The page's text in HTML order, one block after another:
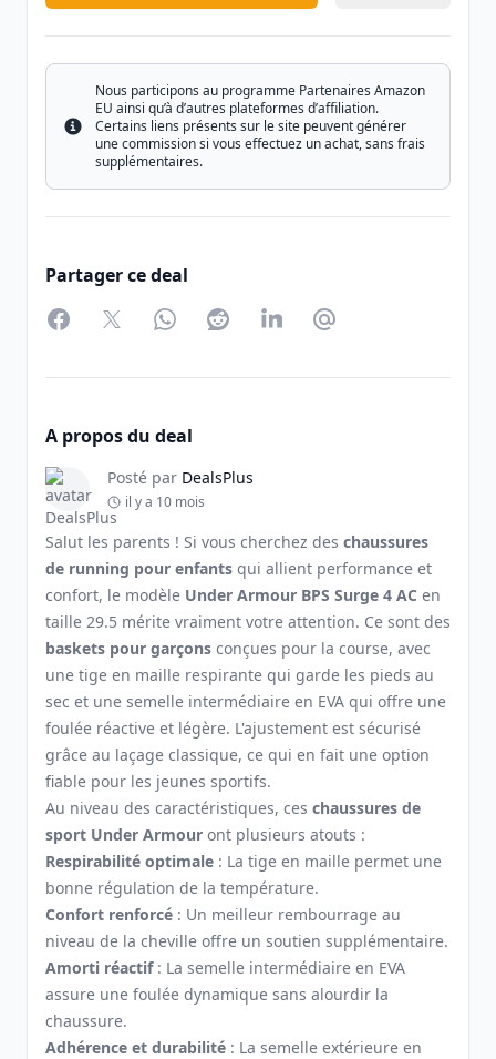
Info
Nous participons au programme Partenaires Amazon
EU ainsi qu’à d’autres plateformes d’affiliation.
Certains liens présents sur le site peuvent générer
une commission si vous effectuez un achat, sans frais
supplémentaires.
Partager ce deal
FacebookTwitterWhatsAppRedditLinkedInPartager par Email
A propos du deal
Posté par DealsPlus
il y a 10 mois
Salut les parents ! Si vous cherchez des chaussures
de running pour enfants qui allient performance et
confort, le modèle Under Armour BPS Surge 4 AC en
taille 29.5 mérite vraiment votre attention. Ce sont des
baskets pour garçons conçues pour la course, avec
une tige en maille respirante qui garde les pieds au
sec et une semelle intermédiaire en EVA qui offre une
foulée réactive et légère. L'ajustement est sécurisé
grâce au laçage classique, ce qui en fait une option
fiable pour les jeunes sportifs.
Au niveau des caractéristiques, ces chaussures de
sport Under Armour ont plusieurs atouts :
Respirabilité optimale : La tige en maille permet une
bonne régulation de la température.
Confort renforcé : Un meilleur rembourrage au
niveau de la cheville offre un soutien supplémentaire.
Amorti réactif: La semelle intermédiaire en EVA
assure une foulée dynamique sans alourdir la
chaussure.
Adhérence et durabilité : La semelle extérieure en